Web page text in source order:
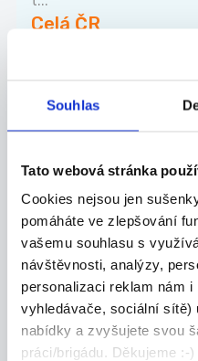
Souhlas
Tato webová stránka
Cookies nejsou jen
pomáháte ve zlepšování
vašemu souhlasu s
návštěvnosti, analýzy,
personalizaci reklam nám i
vyhledávače, sociální sítě)
nabídky a zvyšujete svou
práci/brigádu. Děkujeme :-)
Celá ČR
Mistr stavby
kolejových
Co u nás budete dělat?
Celá ČR
Chládek & Tintěra, a.s.